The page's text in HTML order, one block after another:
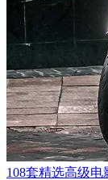
108套精选高级